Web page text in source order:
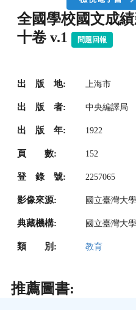
全國學校國文成
十卷 v.1
問題回報
出 版 地: 上海市
出 版 者: 中央編譯局
出 版 年: 1922
頁 數: 152
登 錄 號: 2257065
影像來源: 國立臺灣大
典藏機構: 國立臺灣大
類 別: 教育
推薦圖書: